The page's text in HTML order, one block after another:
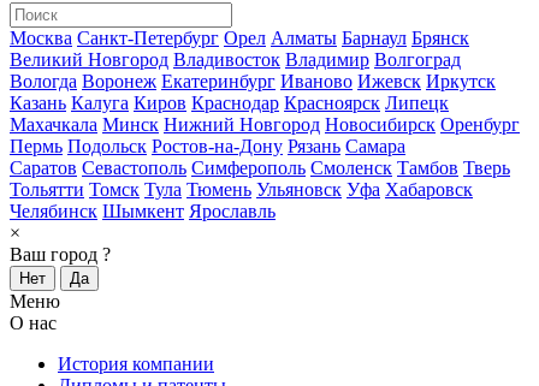
Москва Санкт-Петербург Орел Алматы Барнаул Брянск
Великий Новгород Владивосток Владимир Волгоград
Вологда Воронеж Екатеринбург Иваново Ижевск Иркутск
Казань Калуга Киров Краснодар Красноярск Липецк
Махачкала Минск Нижний Новгород Новосибирск Оренбург
Пермь Подольск Ростов-на-Дону Рязань Самара
Саратов Севастополь Симферополь Смоленск Тамбов Тверь
Тольятти Томск Тула Тюмень Ульяновск Уфа Хабаровск
Челябинск Шымкент Ярославль
×
Ваш город ?
Нет Да
Меню
О нас
История компании